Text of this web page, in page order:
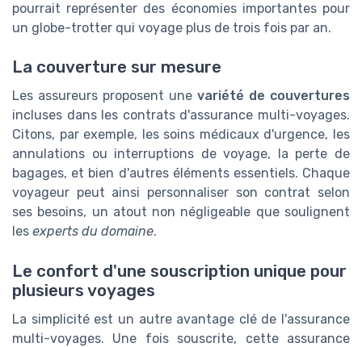
pourrait représenter des économies importantes pour
un globe-trotter qui voyage plus de trois fois par an.
La couverture sur mesure
Les assureurs proposent une variété de couvertures
incluses dans les contrats d'assurance multi-voyages.
Citons, par exemple, les soins médicaux d'urgence, les
annulations ou interruptions de voyage, la perte de
bagages, et bien d'autres éléments essentiels. Chaque
voyageur peut ainsi personnaliser son contrat selon
ses besoins, un atout non négligeable que soulignent
les experts du domaine.
Le confort d'une souscription unique pour
plusieurs voyages
La simplicité est un autre avantage clé de l'assurance
multi-voyages. Une fois souscrite, cette assurance